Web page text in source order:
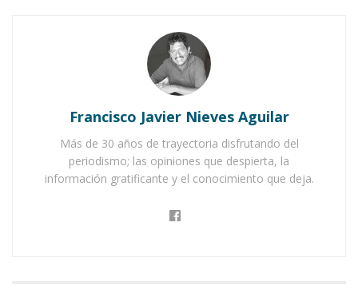
Buena tarde taurina en Ahuacatlán
Francisco Javier Nieves Aguilar
Más de 30 años de trayectoria disfrutando del
periodismo; las opiniones que despierta, la
información gratificante y el conocimiento que deja.